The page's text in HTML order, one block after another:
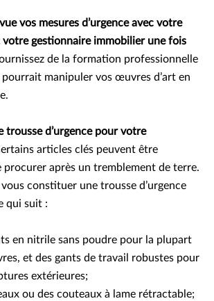
vos mesures d’urgence avec votre
votre gestionnaire immobilier une fois
de la formation professionnelle
manipuler vos œuvres d’art en
trousse d’urgence pour votre
articles clés peuvent être
procurer après un tremblement de terre.
vous constituer une trousse d’urgence
qui suit :
en nitrile sans poudre pour la plupart
et des gants de travail robustes pour
extérieures;
ou des couteaux à lame rétractable;